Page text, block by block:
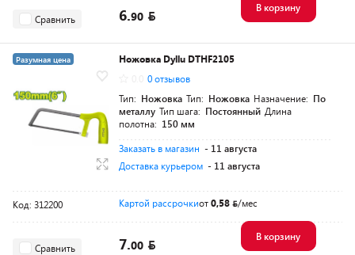
Сравнить 6.90
В корзину
Разумная цена
Ножовка Dyllu DTHF2105
0 отзывов
Тип: Ножовка Тип: Ножовка Назначение: По
металлу Тип шага: Постоянный Длина
полотна: 150 мм
Заказать в магазин - 11 августа
Доставка курьером - 11 августа
Код: 312200 Картой рассрочкиот0,58 /мес
Сравнить 7.00
В корзину